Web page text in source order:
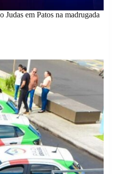
Judas em Patos na madrugada